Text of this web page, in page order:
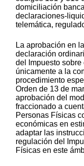
domiciliación
declaraciones-
telemática,
La aprobación en
declaración
del Impuesto
únicamente a la
procedimiento
Orden de 13 de
aprobación del
fraccionado a
Personas Físicas
económicas en
adaptar las
regulación del
Físicas en este